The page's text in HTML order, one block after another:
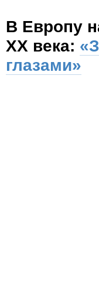
В Европу
XX века:
глазами»